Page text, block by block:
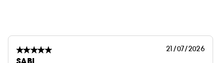
21/07/2026